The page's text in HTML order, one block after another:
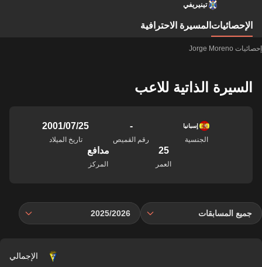
تينيريفي
الإحصائيات المسيرة الاحترافية
إحصائيات Jorge Moreno
السيرة الذاتية للاعب
إسبانيا
الجنسية
-
رقم القميص
25‏/07‏/2001
تاريخ الميلاد
25
العمر
مدافع
المركز
جميع المسابقات 2025/2026
الإجمالي